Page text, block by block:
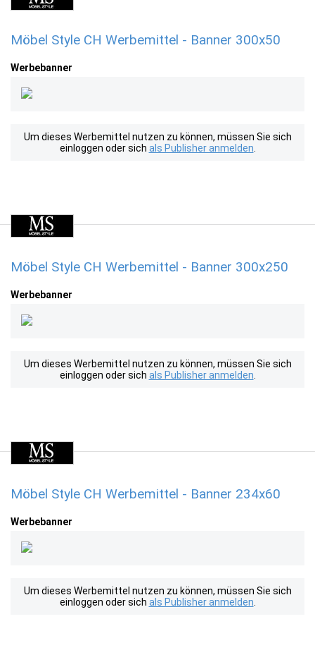
Möbel Style CH Werbemittel - Banner 300x50
Werbebanner
Um dieses Werbemittel nutzen zu können, müssen Sie sich
einloggen oder sich als Publisher anmelden
Möbel Style CH Werbemittel - Banner 300x250
Werbebanner
Um dieses Werbemittel nutzen zu können, müssen Sie sich
einloggen oder sich als Publisher anmelden
Möbel Style CH Werbemittel - Banner 234x60
Werbebanner
Um dieses Werbemittel nutzen zu können, müssen Sie sich
einloggen oder sich als Publisher anmelden